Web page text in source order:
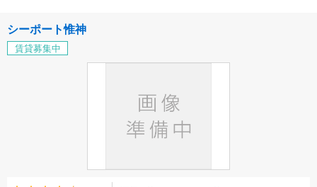
シーポート惟神
賃貸募集中